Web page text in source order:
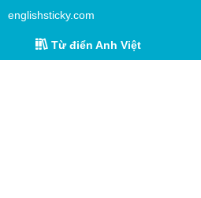
englishsticky.com
Từ điển Anh Việt